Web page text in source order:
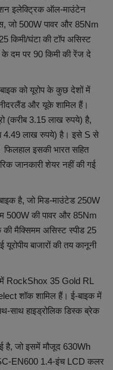
इलेक्ट्रिक ऑल-माउंटेन
जो 500W पावर और 85Nm
किमी/घंटा की टॉप असिस्ट
दम पर 90 किमी की रेंज दे
को यूरोप के कुछ देशों में
और यूके शामिल हैं।
(करीब 3.15 लाख रुपये) है,
4.49 लाख रुपये) है। इसे S से
इसकी भारत सहित
जानकारी शेयर नहीं की गई
है, जो मिड-माउंटेड 250W
500W की पावर और 85Nm
मैक्सिमम असिस्ट स्पीड 25
बाजारों की तय कानूनी
RockShox 35 Gold RL
शॉक शामिल हैं। ई-बाइक में
साथ हाइड्रोलिक डिस्क ब्रेक
है, जो इसमें मौजूद 630Wh
EN600 1.4-इंच LCD कलर